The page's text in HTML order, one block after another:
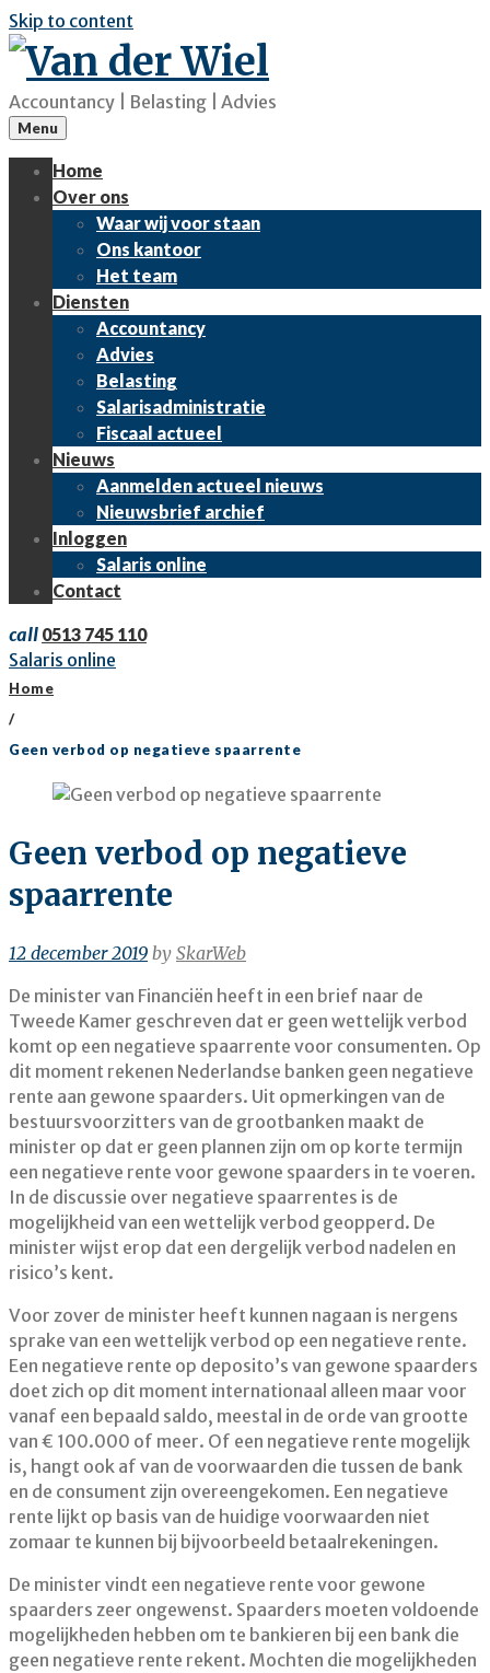
Skip to content
Accountancy | Belasting | Advies
Menu
Home
Over ons
Waar wij voor staan
Ons kantoor
Het team
Diensten
Accountancy
Advies
Belasting
Salarisadministratie
Fiscaal actueel
Nieuws
Aanmelden actueel nieuws
Nieuwsbrief archief
Inloggen
Salaris online
Contact
call 0513 745 110
Salaris online
Home
/
Geen verbod op negatieve spaarrente
Geen verbod op negatieve
spaarrente
12 december 2019 by SkarWeb
De minister van Financiën heeft in een brief naar de
Tweede Kamer geschreven dat er geen wettelijk verbod
komt op een negatieve spaarrente voor consumenten. Op
dit moment rekenen Nederlandse banken geen negatieve
rente aan gewone spaarders. Uit opmerkingen van de
bestuursvoorzitters van de grootbanken maakt de
minister op dat er geen plannen zijn om op korte termijn
een negatieve rente voor gewone spaarders in te voeren.
In de discussie over negatieve spaarrentes is de
mogelijkheid van een wettelijk verbod geopperd. De
minister wijst erop dat een dergelijk verbod nadelen en
risico’s kent.
Voor zover de minister heeft kunnen nagaan is nergens
sprake van een wettelijk verbod op een negatieve rente.
Een negatieve rente op deposito’s van gewone spaarders
doet zich op dit moment internationaal alleen maar voor
vanaf een bepaald saldo, meestal in de orde van grootte
van € 100.000 of meer. Of een negatieve rente mogelijk
is, hangt ook af van de voorwaarden die tussen de bank
en de consument zijn overeengekomen. Een negatieve
rente lijkt op basis van de huidige voorwaarden niet
zomaar te kunnen bij bijvoorbeeld betaalrekeningen.
De minister vindt een negatieve rente voor gewone
spaarders zeer ongewenst. Spaarders moeten voldoende
mogelijkheden hebben om te bankieren bij een bank die
geen negatieve rente rekent. Mochten die mogelijkheden